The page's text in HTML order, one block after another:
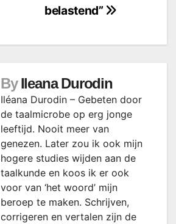
belastend”
By Ileana Durodin
Iléana Durodin – Gebeten door
de taalmicrobe op erg jonge
leeftijd. Nooit meer van
genezen. Later zou ik ook mijn
hogere studies wijden aan de
taalkunde en koos ik er ook
voor van ‘het woord’ mijn
beroep te maken. Schrijven,
corrigeren en vertalen zijn de